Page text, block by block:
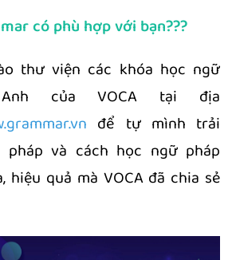
có phù hợp với bạn???
thư viện các khóa học ngữ
của VOCA tại địa
để tự mình trải
pháp và cách học ngữ pháp
hiệu quả mà VOCA đã chia sẻ